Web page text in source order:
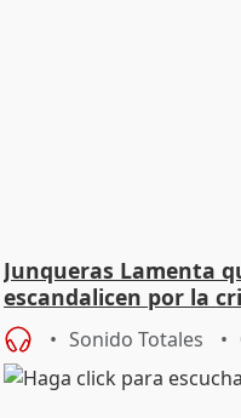
Junqueras Lamenta
escandalicen por la
Sonido Totales